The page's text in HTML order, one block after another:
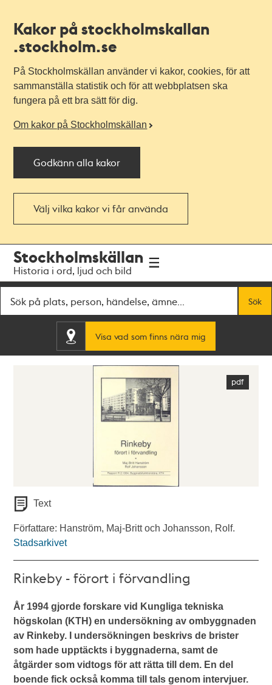
Kakor på stockholmskallan
.stockholm.se
På Stockholmskällan använder vi kakor, cookies, för att
sammanställa statistik och för att webbplatsen ska
fungera på ett bra sätt för dig.
Om kakor på Stockholmskällan
Godkänn alla kakor
Välj vilka kakor vi får använda
navigationen
huvudinnehållet
Stockholmskällan
Historia i ord, ljud och bild
Sök
Visa vad som finns nära mig
Text
Författare: Hanström, Maj-Britt och Johansson, Rolf.
Stadsarkivet
Rinkeby - förort i förvandling
År 1994 gjorde forskare vid Kungliga tekniska
högskolan (KTH) en undersökning av ombyggnaden
av Rinkeby. I undersökningen beskrivs de brister
som hade upptäckts i byggnaderna, samt de
åtgärder som vidtogs för att rätta till dem. En del
boende fick också komma till tals genom intervjuer.